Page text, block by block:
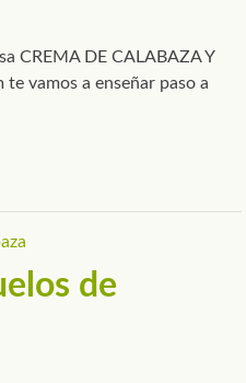
CREMA DE CALABAZA Y
te vamos a enseñar paso a
de